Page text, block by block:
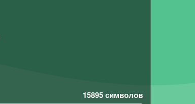
15895символов